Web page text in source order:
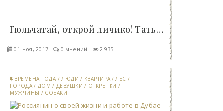
Гюльчатай, открой личико! Татьяна Кузьмина –..
01-ноя, 2017 0 мнений 2 935
ВРЕМЕНА ГОДА / ЛЮДИ / КВАРТИРА / ЛЕС /
ГОРОДА / ДОМ / ДЕВУШКИ / ОТКРЫТКИ /
МУЖЧИНЫ / СОБАКИ